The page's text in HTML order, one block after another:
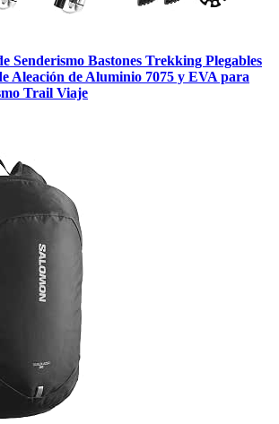
Senderismo Bastones Trekking Plegables
Aleación de Aluminio 7075 y EVA para
Trail Viaje